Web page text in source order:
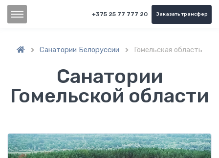
+375 25 77 777 20 Заказать трансфер
 Санатории Белоруссии  Гомельская область
Санатории
Гомельской области